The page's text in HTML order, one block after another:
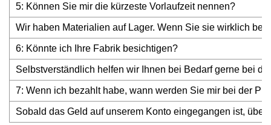
5: Können Sie mir die kürzeste Vorlaufzeit nennen?
Wir haben Materialien auf Lager. Wenn Sie sie wirklich
6: Könnte ich Ihre Fabrik besichtigen?
Selbstverständlich helfen wir Ihnen bei Bedarf gerne bei
7: Wenn ich bezahlt habe, wann werden Sie mir bei der
Sobald das Geld auf unserem Konto eingegangen ist,